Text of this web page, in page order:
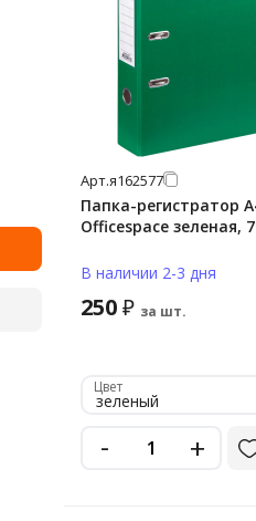
Арт.я162577
Папка-регистратор
Officespace зеленая,
В наличии 2-3 дня
250₽ за шт.
Цвет
зеленый
- +